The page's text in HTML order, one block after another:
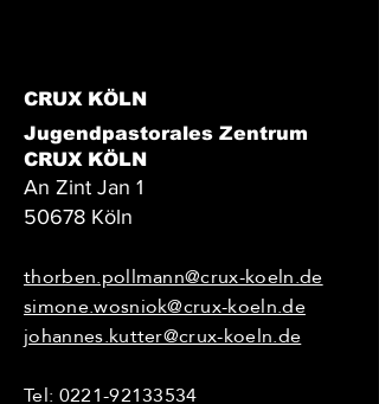
CRUX KÖLN
Jugendpastorales Zentrum
CRUX KÖLN
An Zint Jan 1
50678 Köln
thorben.pollmann@crux-koeln.de
simone.wosniok@crux-koeln.de
johannes.kutter@crux-koeln.de
Tel:0221-92133534